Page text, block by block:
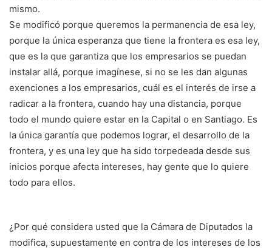
mismo.
Se modificó porque queremos la permanencia de esa ley,
porque la única esperanza que tiene la frontera es esa ley,
que es la que garantiza que los empresarios se puedan
instalar allá, porque imagínese, si no se les dan algunas
exenciones a los empresarios, cuál es el interés de irse a
radicar a la frontera, cuando hay una distancia, porque
todo el mundo quiere estar en la Capital o en Santiago. Es
la única garantía que podemos lograr, el desarrollo de la
frontera, y es una ley que ha sido torpedeada desde sus
inicios porque afecta intereses, hay gente que lo quiere
todo para ellos.
¿Por qué considera usted que la Cámara de Diputados la
modifica, supuestamente en contra de los intereses de los